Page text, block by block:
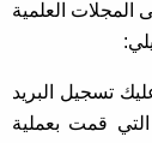
المجلات العلمية
تسجيل البريد
التي قمت بعملية